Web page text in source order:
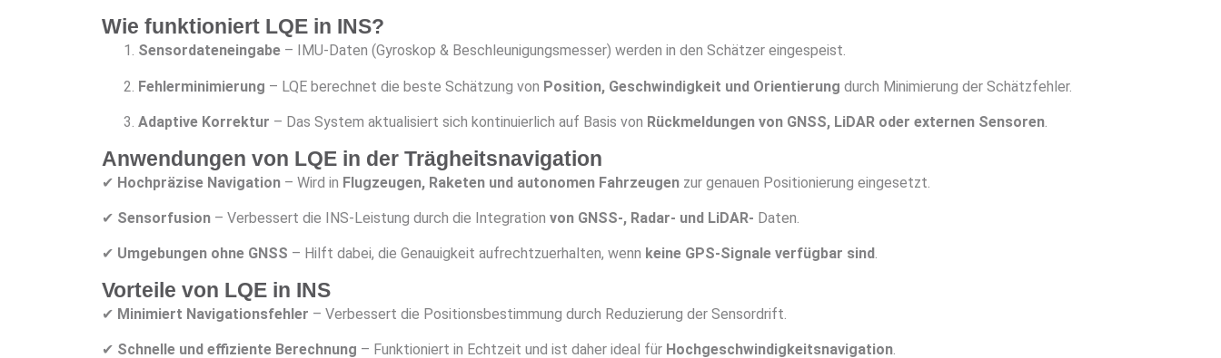
Wie funktioniert LQE in INS?
Sensordateneingabe – IMU-Daten (Gyroskop & Beschleunigungsmesser) werden in den Schätzer eingespeist.
Fehlerminimierung – LQE berechnet die beste Schätzung von Position, Geschwindigkeit und Orientierung durch Minimierung der Schätzfehler.
Adaptive Korrektur – Das System aktualisiert sich kontinuierlich auf Basis von Rückmeldungen von GNSS, LiDAR oder externen Sensoren.
Anwendungen von LQE in der Trägheitsnavigation
✔ Hochpräzise Navigation – Wird in Flugzeugen, Raketen und autonomen Fahrzeugen zur genauen Positionierung eingesetzt.
✔ Sensorfusion – Verbessert die INS-Leistung durch die Integration von GNSS-, Radar- und LiDAR- Daten.
✔ Umgebungen ohne GNSS – Hilft dabei, die Genauigkeit aufrechtzuerhalten, wenn keine GPS-Signale verfügbar sind.
Vorteile von LQE in INS
✔ Minimiert Navigationsfehler – Verbessert die Positionsbestimmung durch Reduzierung der Sensordrift.
✔ Schnelle und effiziente Berechnung – Funktioniert in Echtzeit und ist daher ideal für Hochgeschwindigkeitsnavigation.